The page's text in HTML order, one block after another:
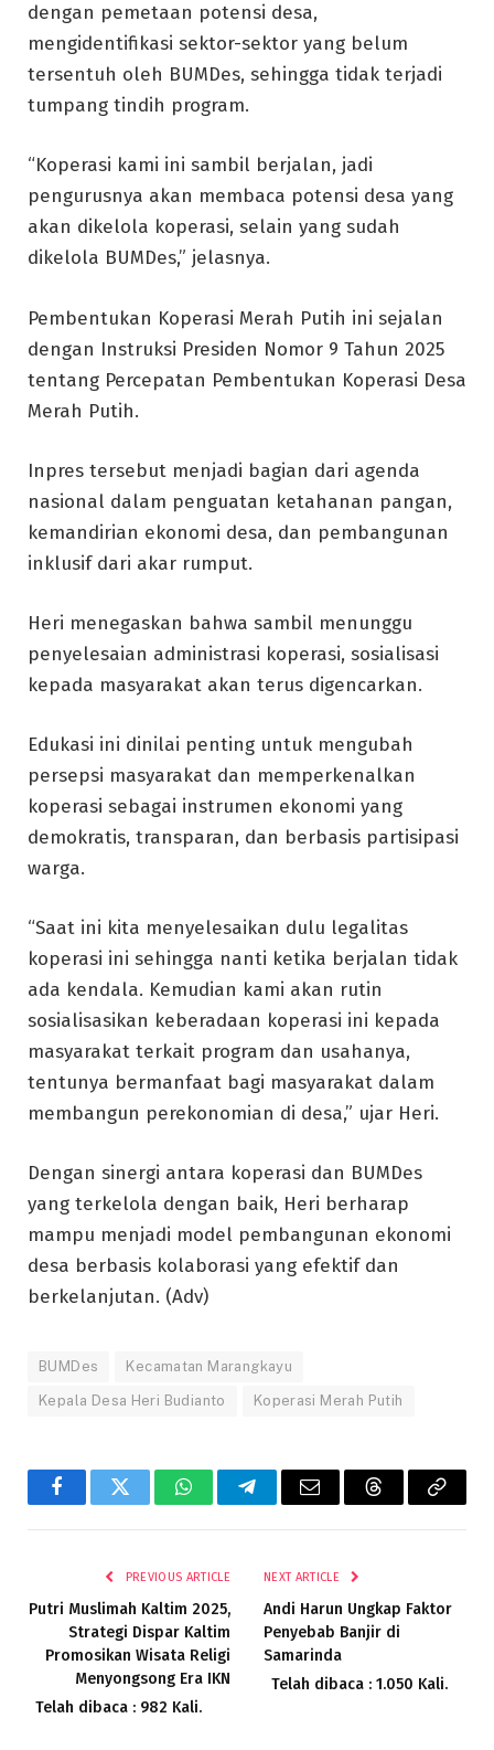
dengan pemetaan potensi desa,
mengidentifikasi sektor-sektor yang belum
tersentuh oleh BUMDes, sehingga tidak terjadi
tumpang tindih program.
“Koperasi kami ini sambil berjalan, jadi
pengurusnya akan membaca potensi desa yang
akan dikelola koperasi, selain yang sudah
dikelola BUMDes,” jelasnya.
Pembentukan Koperasi Merah Putih ini sejalan
dengan Instruksi Presiden Nomor 9 Tahun 2025
tentang Percepatan Pembentukan Koperasi Desa
Merah Putih.
Inpres tersebut menjadi bagian dari agenda
nasional dalam penguatan ketahanan pangan,
kemandirian ekonomi desa, dan pembangunan
inklusif dari akar rumput.
Heri menegaskan bahwa sambil menunggu
penyelesaian administrasi koperasi, sosialisasi
kepada masyarakat akan terus digencarkan.
Edukasi ini dinilai penting untuk mengubah
persepsi masyarakat dan memperkenalkan
koperasi sebagai instrumen ekonomi yang
demokratis, transparan, dan berbasis partisipasi
warga.
“Saat ini kita menyelesaikan dulu legalitas
koperasi ini sehingga nanti ketika berjalan tidak
ada kendala. Kemudian kami akan rutin
sosialisasikan keberadaan koperasi ini kepada
masyarakat terkait program dan usahanya,
tentunya bermanfaat bagi masyarakat dalam
membangun perekonomian di desa,” ujar Heri.
Dengan sinergi antara koperasi dan BUMDes
yang terkelola dengan baik, Heri berharap
mampu menjadi model pembangunan ekonomi
desa berbasis kolaborasi yang efektif dan
berkelanjutan. (Adv)
BUMDes Kecamatan Marangkayu
Kepala Desa Heri Budianto Koperasi Merah Putih
FacebookTwitter WhatsAppTelegramEmail ThreadsCopy
PREVIOUS ARTICLE
Putri Muslimah Kaltim 2025,
Strategi Dispar Kaltim
Promosikan Wisata Religi
Menyongsong Era IKN
Telah dibaca : 982 Kali.
NEXT ARTICLE
Andi Harun Ungkap Faktor
Penyebab Banjir di
Samarinda
Telah dibaca : 1.050 Kali.